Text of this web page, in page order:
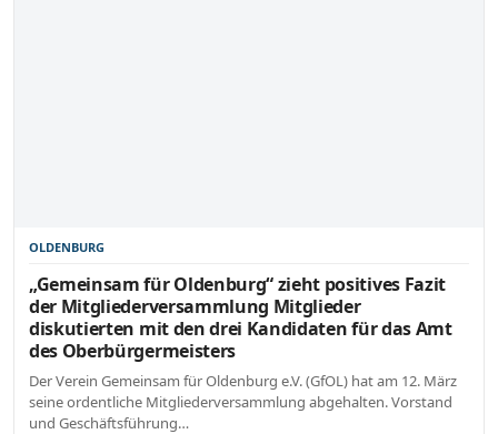
OLDENBURG
„Gemeinsam für Oldenburg“ zieht positives Fazit
der Mitgliederversammlung Mitglieder
diskutierten mit den drei Kandidaten für das Amt
des Oberbürgermeisters
Der Verein Gemeinsam für Oldenburg e.V. (GfOL) hat am 12. März
seine ordentliche Mitgliederversammlung abgehalten. Vorstand
und Geschäftsführung…